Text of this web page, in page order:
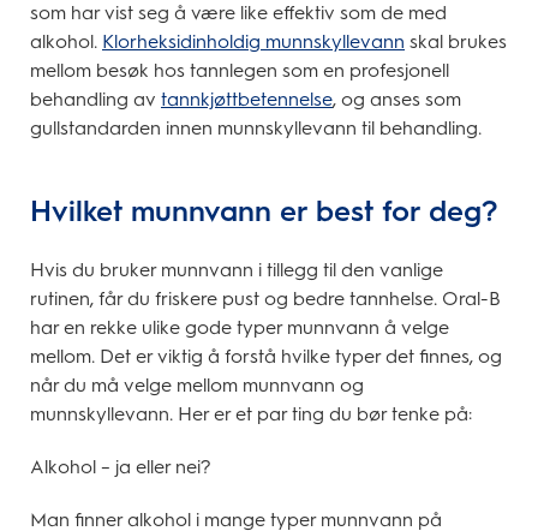
som har vist seg å være like effektiv som de med
alkohol. Klorheksidinholdig munnskyllevann skal brukes
mellom besøk hos tannlegen som en profesjonell
behandling av tannkjøttbetennelse, og anses som
gullstandarden innen munnskyllevann til behandling.
Hvilket munnvann er best for deg?
Hvis du bruker munnvann i tillegg til den vanlige
rutinen, får du friskere pust og bedre tannhelse. Oral-B
har en rekke ulike gode typer munnvann å velge
mellom. Det er viktig å forstå hvilke typer det finnes, og
når du må velge mellom munnvann og
munnskyllevann. Her er et par ting du bør tenke på:
Alkohol – ja eller nei?
Man finner alkohol i mange typer munnvann på